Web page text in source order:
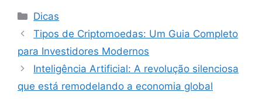
c
e
b
o
o
o
d
o
n
l
e
Categorias
Dicas
Tipos de Criptomoedas: Um Guia Completo
para Investidores Modernos
Inteligência Artificial: A revolução silenciosa
que está remodelando a economia global